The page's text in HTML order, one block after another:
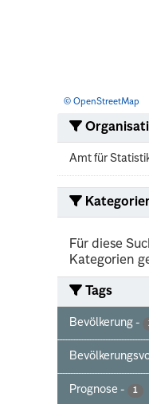
© OpenStreetMap
Amt für
Für diese
Kategorien
Tags
Bevölkerung -
Prognose - 1